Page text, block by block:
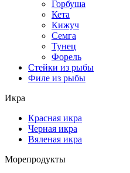
Горбуша
Кета
Кижуч
Семга
Тунец
Форель
Стейки из рыбы
Филе из рыбы
Икра
Красная икра
Черная икра
Вяленая икра
Морепродукты